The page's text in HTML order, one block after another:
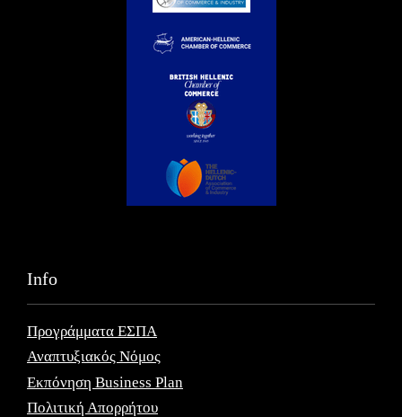
Info
Προγράμματα ΕΣΠΑ
Αναπτυξιακός Νόμος
Εκπόνηση Business Plan
Πολιτική Απορρήτου